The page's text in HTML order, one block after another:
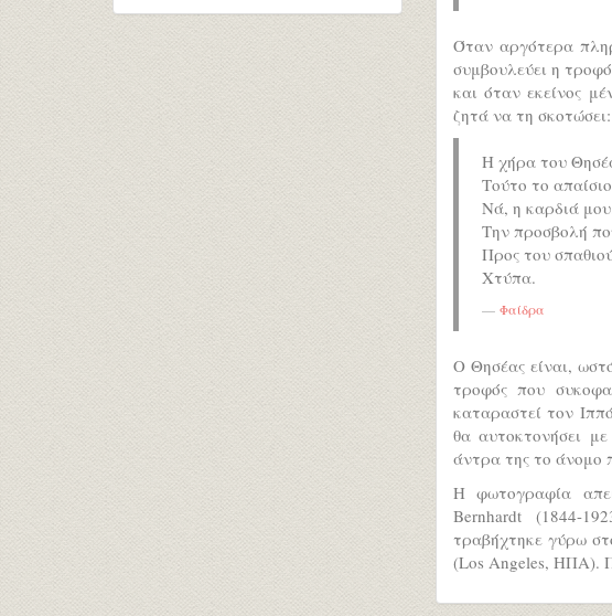
Όταν αργότερα
συμβουλεύει η
και όταν εκείνος
ζητά να τη σκοτώσει:
Η χήρα του
Τούτο το
Νά, η καρδιά
Την προσβολή
Προς του
Χτύπα.
Φαίδρα
Ο Θησέας είναι,
τροφός που
καταραστεί τον
θα αυτοκτονήσει
άντρα της το άνομο
H φωτογραφία
Bernhardt (1844-
τραβήχτηκε γύρω
(Los Angeles, ΗΠΑ).